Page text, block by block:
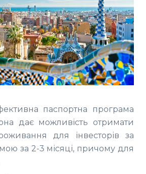
паспортна програма
дає можливість отримати
для інвесторів за
за 2-3 місяці, причому для